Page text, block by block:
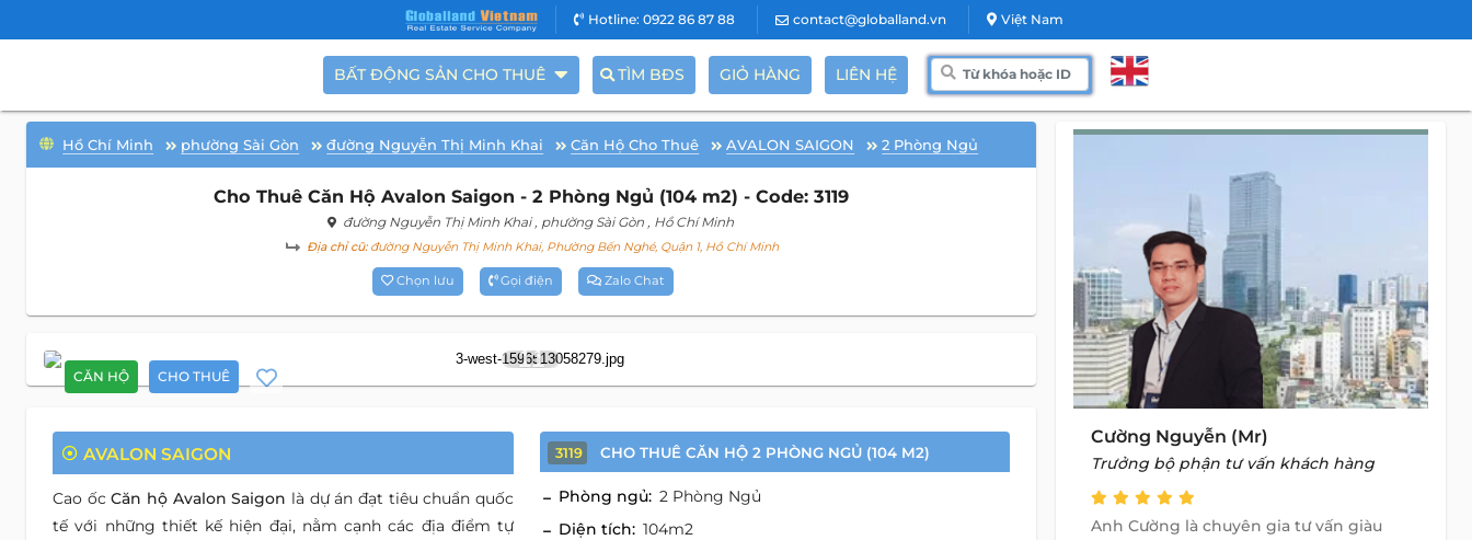
Hotline: 0922 86 87 88 contact@globalland.vn Việt Nam
BẤT ĐỘNG SẢN CHO THUÊ TÌM BĐS GIỎ HÀNG LIÊN HỆ
Hồ Chí Minh phường Sài Gòn đường Nguyễn Thị Minh Khai Căn Hộ Cho Thuê AVALON SAIGON 2 Phòng Ngủ
Cho Thuê Căn Hộ Avalon Saigon - 2 Phòng Ngủ (104 m2) - Code: 3119
đường Nguyễn Thị Minh Khai , phường Sài Gòn , Hồ Chí Minh
Địa chỉ cũ:đường Nguyễn Thị Minh Khai, Phường Bến Nghé, Quận 1, Hồ Chí Minh
Chọn lưu Gọi điện Zalo Chat
CĂN HỘ CHO THUÊ
11
AVALON SAIGON
Cao ốc Căn hộ Avalon Saigon là dự án đạt tiêu chuẩn quốc
tế với những thiết kế hiện đại, nằm cạnh các địa điểm tự
3119 CHO THUÊ CĂN HỘ 2 PHÒNG NGỦ (104 M2)
Phòng ngủ: 2 Phòng Ngủ
Diện tích: 104m2
Cường Nguyễn (Mr)
Trưởng bộ phận tư vấn khách hàng
Anh Cường là chuyên gia tư vấn giàu